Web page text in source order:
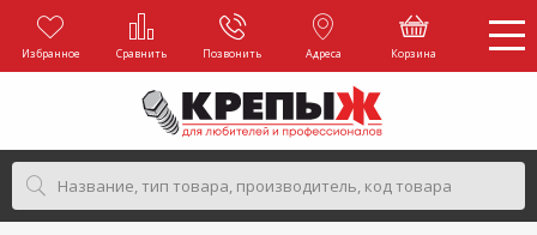
Избранное Сравнить Позвонить Адреса Корзина